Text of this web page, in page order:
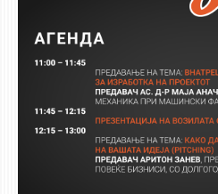
IN MEMORIAM
I ЦИКЛУС - ДОДИПЛОМСКИ
II ЦИКЛУС - ПОСЛЕДИПЛОМСКИ
III ЦИКЛУС - ДОКТОРСКИ